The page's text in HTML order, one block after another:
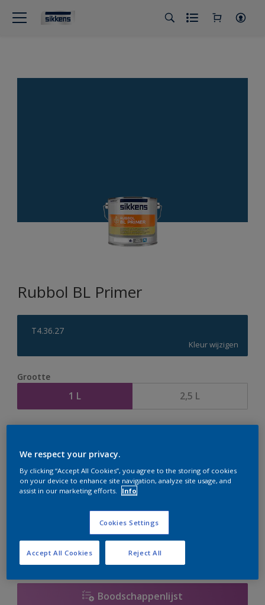
Rubbol BL Primer
T4.36.27
Kleur wijzigen
Grootte
1 L 2,5 L
Op dit moment is het niet mogelijk dit product online
te bestellen. Houd de website in de gaten, we werken
er hard aan om de voorraad aan te vullen.
Boodschappenlijst
We respect your privacy.
By clicking “Accept All Cookies”, you agree to the storing of cookies
on your device to enhance site navigation, analyze site usage, and
assist in our marketing efforts.
Info
Cookies Settings
Reject All
Accept All Cookies